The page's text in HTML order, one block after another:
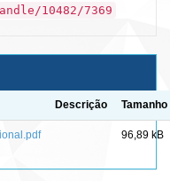
10482/7369
Descrição Tamanho
96,89 kB